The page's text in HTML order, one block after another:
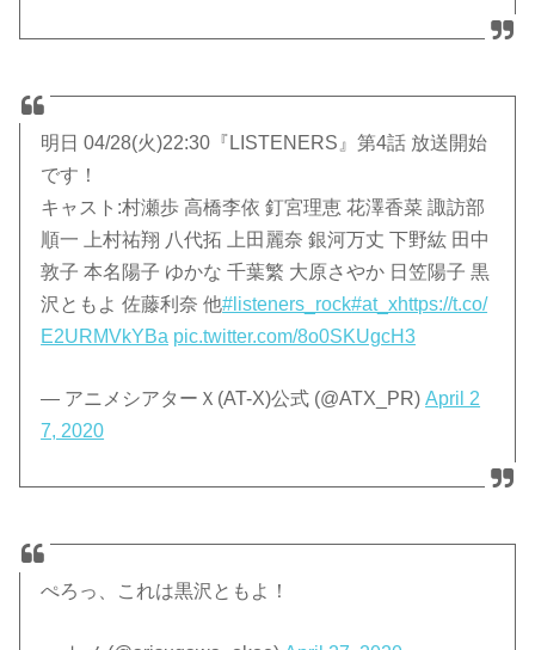
明日 04/28(火)22:30『LISTENERS』第4話 放送開始
です！
キャスト:村瀬歩 高橋李依 釘宮理恵 花澤香菜 諏訪部
順一 上村祐翔 八代拓 上田麗奈 銀河万丈 下野紘 田中
敦子 本名陽子 ゆかな 千葉繁 大原さやか 日笠陽子 黒
沢ともよ 佐藤利奈 他#listeners_rock#at_xhttps://t.co/
E2URMVkYBa pic.twitter.com/8o0SKUgcH3
— アニメシアターＸ(AT-X)公式 (@ATX_PR)April 2
7, 2020
ぺろっ、これは黒沢ともよ！